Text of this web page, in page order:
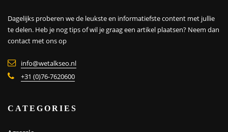
Dagelijks proberen we de leukste en informatiefste content met jullie
te delen. Heb je nog tips of wil je graag een artikel plaatsen? Neem dan
contact met ons op
info@wetalkseo.nl
+31 (0)76-7620600
CATEGORIES